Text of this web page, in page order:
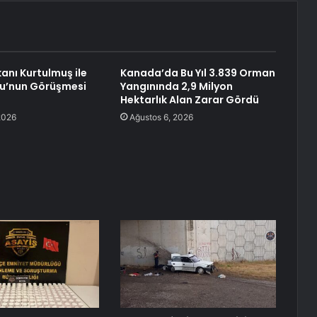
Kurtulmuş ile
Görüşmesi
Kanada’da Bu Yıl 3.839 Orman
Yangınında 2,9 Milyon
Hektarlık Alan Zarar Gördü
Ağustos 6, 2026